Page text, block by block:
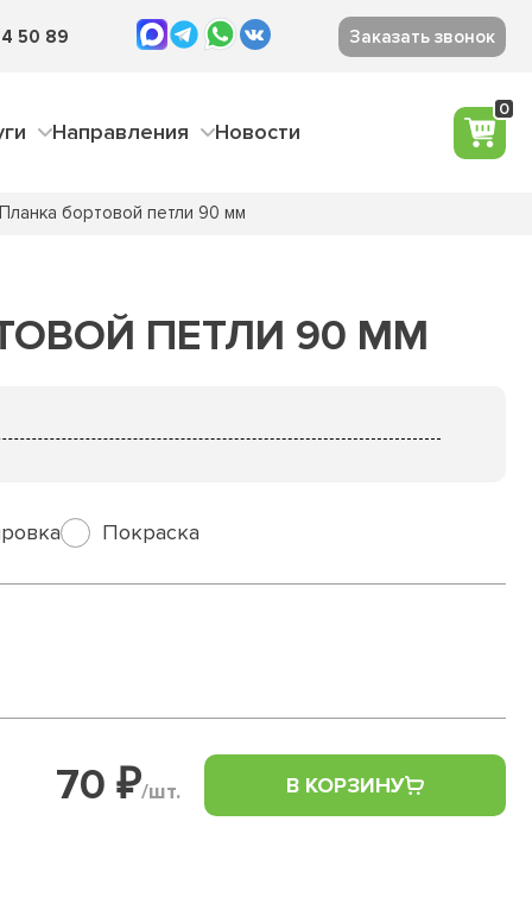
50 89 Заказать звонок
Направления Новости
0
Планка бортовой петли 90 мм
ПЕТЛИ 90 ММ
Покраска
70 ₽/шт. В КОРЗИНУ